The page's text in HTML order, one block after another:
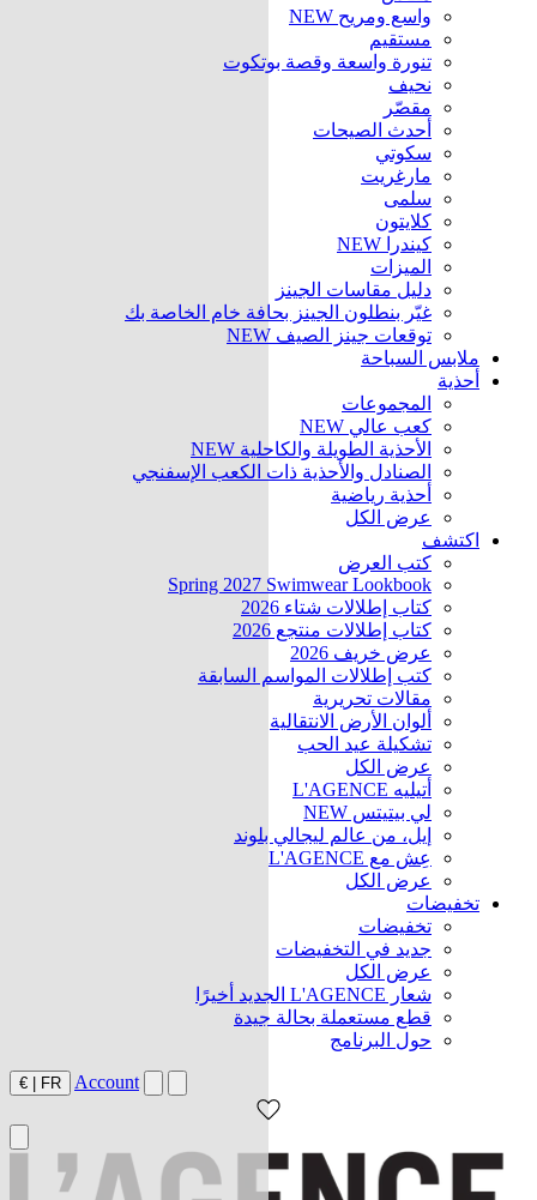
واسع ومريح NEW
مستقيم
تنورة واسعة وقصة بوتكوت
نحيف
مقصّر
أحدث الصيحات
سكوتي
مارغريت
سلمى
كلايتون
كيندرا NEW
الميزات
دليل مقاسات الجينز
غيّر بنطلون الجينز بحافة خام الخاصة بك
توقعات جينز الصيف NEW
ملابس السباحة
أحذية
المجموعات
كعب عالي NEW
الأحذية الطويلة والكاحلية NEW
الصنادل والأحذية ذات الكعب الإسفنجي
أحذية رياضية
عرض الكل
اكتشف
كتب العرض
Spring 2027 Swimwear Lookbook
كتاب إطلالات شتاء 2026
كتاب إطلالات منتجع 2026
عرض خريف 2026
كتب إطلالات المواسم السابقة
مقالات تحريرية
ألوان الأرض الانتقالية
تشكيلة عيد الحب
عرض الكل
أتيليه L'AGENCE
لي بيتيتس NEW
إيل، من عالم ليجالي بلوند
عِش مع L'AGENCE
عرض الكل
تخفيضات
تخفيضات
جديد في التخفيضات
عرض الكل
شعار L'AGENCE الجديد أخيرًا
قطع مستعملة بحالة جيدة
حول البرنامج
FR
€ Account